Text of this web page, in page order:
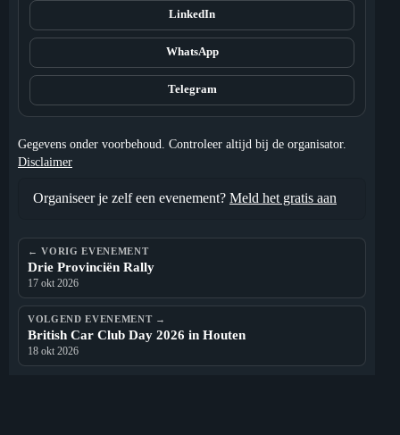
LinkedIn
WhatsApp
Telegram
Gegevens onder voorbehoud. Controleer altijd bij de organisator.
Disclaimer
Organiseer je zelf een evenement? Meld het gratis aan
← VORIG EVENEMENT
Drie Provinciën Rally
17 okt 2026
VOLGEND EVENEMENT →
British Car Club Day 2026 in Houten
18 okt 2026